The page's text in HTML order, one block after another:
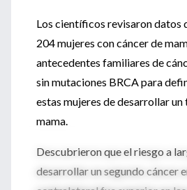
Los científicos revisaron datos
204 mujeres con cáncer de
antecedentes familiares de
sin mutaciones BRCA para
estas mujeres de desarrollar
mama.
Descubrieron que el riesgo a
desarrollar un segundo cáncer